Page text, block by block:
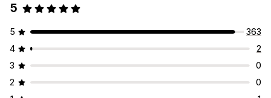
5
5
363
4
2
3
0
2
0